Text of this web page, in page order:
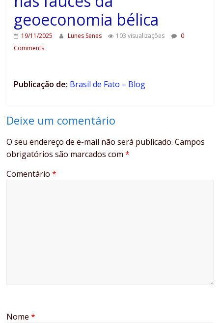
geoeconomia bélica
19/11/2025 Lunes Senes 103 visualizações
0
Comments
Publicação de: Brasil de Fato – Blog
Deixe um comentário
O seu endereço de e-mail não será publicado. Campos
obrigatórios são marcados com*
Comentário*
Nome*